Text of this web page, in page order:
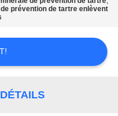
prévention de tartre enlèvent